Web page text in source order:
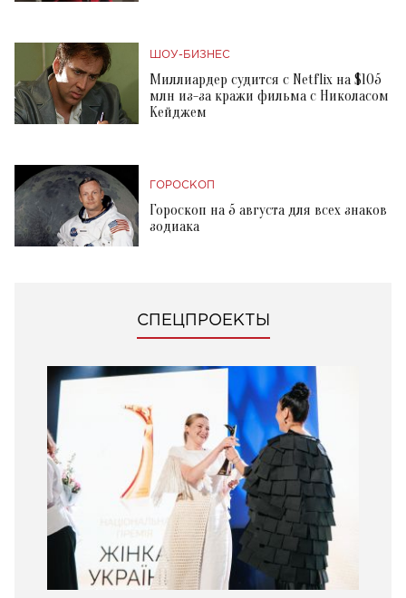
ШОУ-БИЗНЕС
Миллиардер судится с Netflix на $105
млн из-за кражи фильма с Николасом
Кейджем
ГОРОСКОП
Гороскоп на 5 августа для всех знаков
зодиака
СПЕЦПРОЕКТЫ